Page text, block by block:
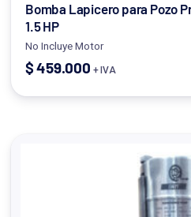
Bomba Lapicero para Pozo
1.5 HP
No Incluye Motor
$459.000 + IVA